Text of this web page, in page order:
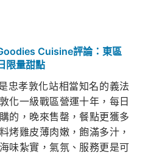
Cuisine評論：東區
限量甜點
忠孝敦化站相當知名的義法
化一級戰區營運十年，每日
的，晚來售罄，餐點更獲多
烤雞皮薄肉嫩，飽滿多汁，
味紮實，氣氛、服務更是可